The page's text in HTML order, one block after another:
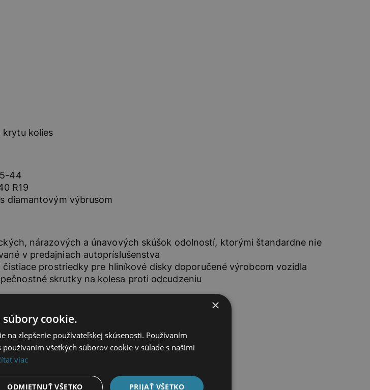
krytu kolies
44
R19
diamantovým výbrusom
nárazových a únavových skúšok odolností, ktorými štandardne nie
v predajniach autopríslušenstva
prostriedky pre hliníkové disky doporučené výrobcom vozidla
skrutky na kolesa proti odcudzeniu
×
cookie.
na zlepšenie používateľskej skúsenosti. Používaním
všetkých súborov cookie v súlade s našimi
viac
PRIJAŤ VŠETKO
ODMIETNUŤ VŠETKO